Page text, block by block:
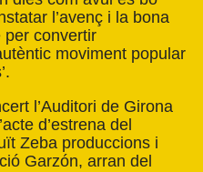
l’avenç i la bona
per convertir
moviment popular
l’Auditori de Girona
d’estrena del
Zeba produccions i
Garzón, arran del